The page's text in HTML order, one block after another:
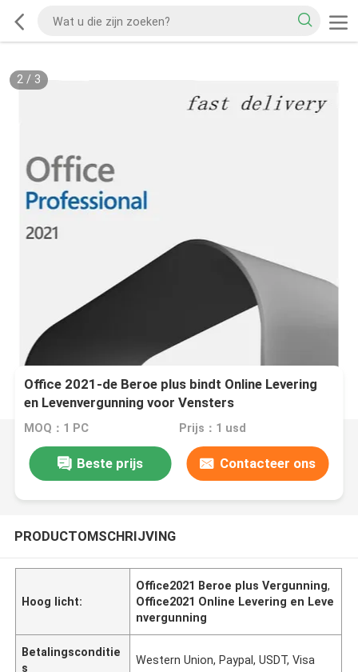
2/ 3
Office 2021-de Beroe plus bindt Online Levering
en Levenvergunning voor Vensters
MOQ：1 PC Prijs：1 usd
Beste prijs Contacteer ons
PRODUCTOMSCHRIJVING
Hoog licht:
Office2021 Beroe plus Vergunning,
Office2021 Online Levering en Leve
nvergunning
Betalingsconditie
s
Western Union, Paypal, USDT, Visa